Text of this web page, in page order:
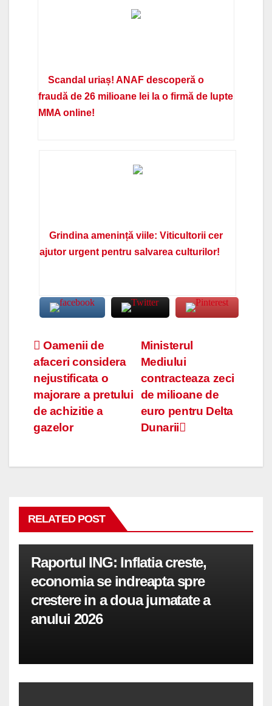
Scandal uriaș! ANAF descoperă o
fraudă de 26 milioane lei la o firmă de lupte
MMA online!
Grindina amenință viile: Viticultorii cer
ajutor urgent pentru salvarea culturilor!
Navigare
în
articole
Ministerul
Mediului
contracteaza zeci
de milioane de
euro pentru Delta
Dunarii
Oamenii de
afaceri considera
nejustificata o
majorare a pretului
de achizitie a
gazelor
RELATED POST
Raportul ING: Inflatia creste,
economia se indreapta spre
crestere in a doua jumatate a
anului 2026